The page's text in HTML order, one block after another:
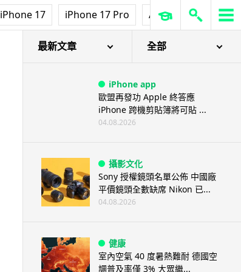
iPhone 17 iPhone 17 Pro AirPods Pro 3
最新文章 全部
iPhone app
歐盟再發功 Apple 終答應
iPhone 跨機剪貼簿將可貼 ...
04.08.2026
攝影文化
Sony 授權鏡頭名單公佈 中國廠
平價鏡頭全數缺席 Nikon 已...
04.08.2026
健康
室內空氣 40 度暑熱難耐 德國空
調普及率僅 3% 大眾繼...